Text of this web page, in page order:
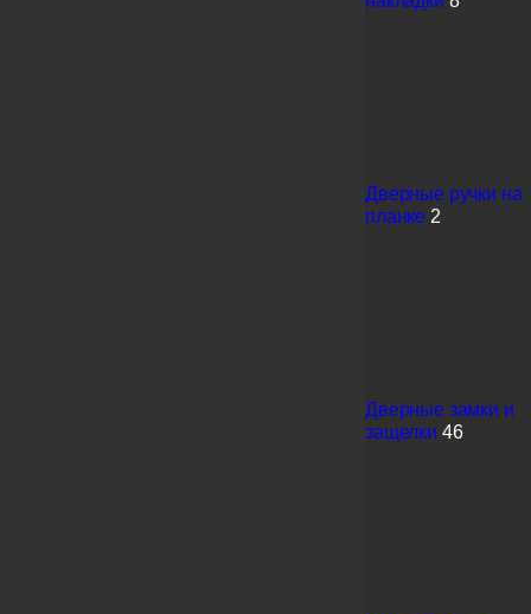
Дверные ручки на
планке 2
Дверные замки и
защелки 46